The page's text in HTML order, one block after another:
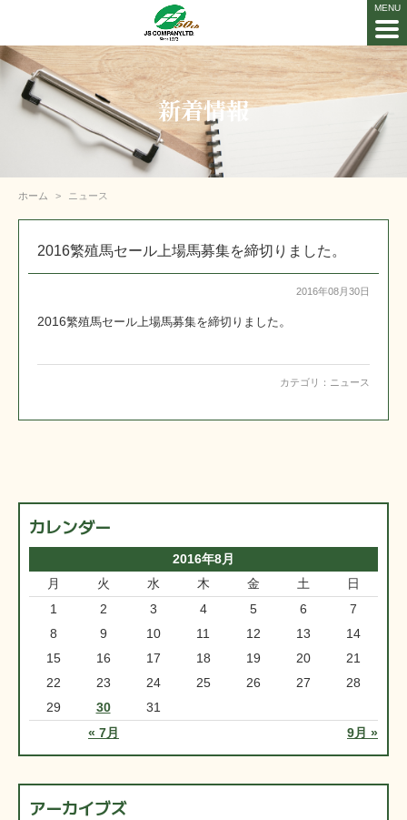
新着情報
ホーム ニュース
2016繁殖馬セール上場馬募集を締切りました。
2016年08月30日
2016繁殖馬セール上場馬募集を締切りました 。
カテゴリ： ニュース
カレンダー
2016年8月
月
火 水 木 金 土 日
« 7月 9月 »
1 2 3 4 5 6
7
8
9 10 11 12 13
14
15
16 17 18 19 20
21
22
23 24 25 26 27
28
29
30 31
アーカイブズ